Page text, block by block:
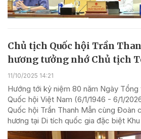
Chủ tịch Quốc hội Trần
hương tưởng nhớ Chủ tịch
11/10/2025 14:21
Hướng tới kỷ niệm 80 năm Ngày
Quốc hội Việt Nam (6/1/1946 - 6/1/
Quốc hội Trần Thanh Mẫn cùng Đoàn
hương tại Di tích quốc gia đặc biệt Khu